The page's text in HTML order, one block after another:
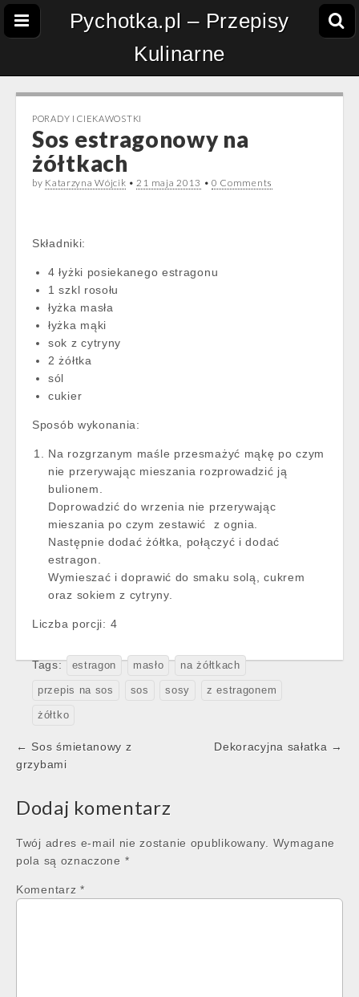
Pychotka.pl – Przepisy
Kulinarne
PORADY I CIEKAWOSTKI
Sos estragonowy na
żółtkach
by Katarzyna Wójcik •21 maja 2013 • 0 Comments
Składniki:
4 łyżki posiekanego estragonu
1 szkl rosołu
łyżka masła
łyżka mąki
sok z cytryny
2 żółtka
sól
cukier
Sposób wykonania:
Na rozgrzanym maśle przesmażyć mąkę po czym
nie przerywając mieszania rozprowadzić ją
bulionem.
Doprowadzić do wrzenia nie przerywając
mieszania po czym zestawić z ognia.
Następnie dodać żółtka, połączyć i dodać
estragon.
Wymieszać i doprawić do smaku solą, cukrem
oraz sokiem z cytryny.
Liczba porcji: 4
Tags: estragon masło na żółtkach
przepis na sos sos sosy z estragonem
żółtko
Post
navigation
← Sos śmietanowy z
grzybami
Dekoracyjna sałatka →
Dodaj komentarz
Twój adres e-mail nie zostanie opublikowany.
Wymagane
pola są oznaczone *
Komentarz *